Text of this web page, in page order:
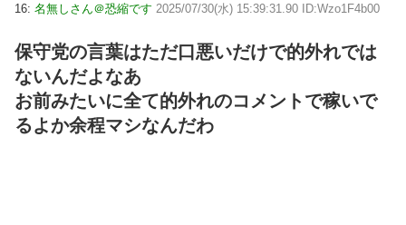
16: 名無しさん＠恐縮です 2025/07/30(水) 15:39:31.90 ID:Wzo1F4b00
保守党の言葉はただ口悪いだけで的外れでは
ないんだよなあ
お前みたいに全て的外れのコメントで稼いで
るよか余程マシなんだわ